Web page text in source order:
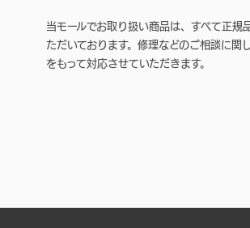
当モールでお取り扱い商品は、すべて正規
ただいております。修理などのご相談に関
をもって対応させていただきます。